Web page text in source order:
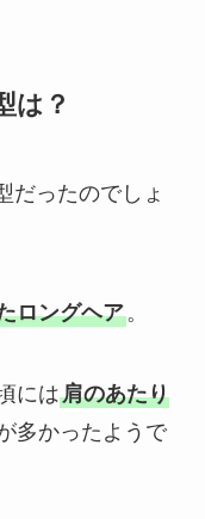
は？
だったのでしょ
ロングヘア。
には肩のあたり
多かったようで